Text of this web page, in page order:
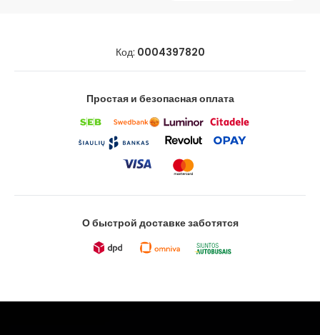
Код: 0004397820
Простая и безопасная оплата
О быстрой доставке заботятся